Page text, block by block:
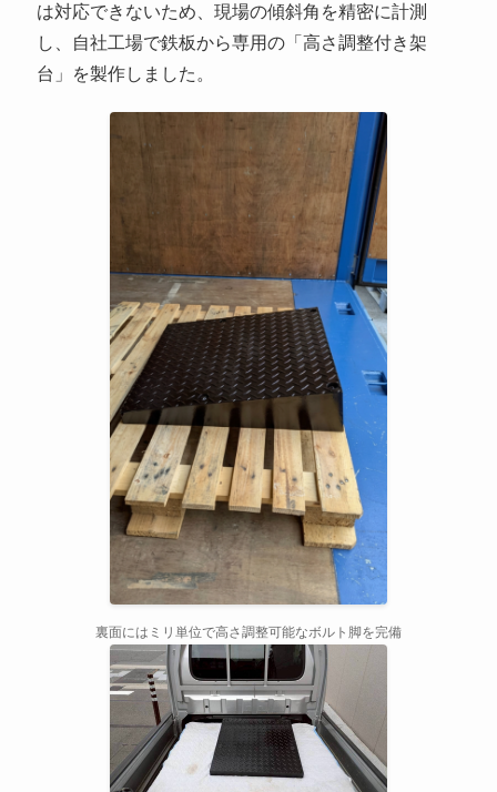
は対応できないため、現場の傾斜角を精密に計測
し、自社工場で鉄板から専用の「高さ調整付き架
台」を製作しました。
裏面にはミリ単位で高さ調整可能なボルト脚を完備